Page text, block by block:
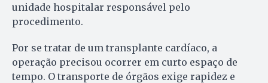
unidade hospitalar responsável pelo
procedimento.
Por se tratar de um transplante cardíaco, a
operação precisou ocorrer em curto espaço de
tempo. O transporte de órgãos exige rapidez e